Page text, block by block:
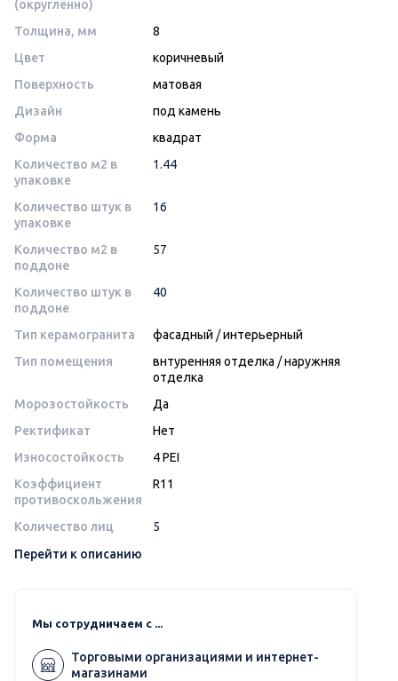
(округлённо)
Толщина, мм
8
Цвет
коричневый
Поверхность
матовая
Дизайн
под камень
Форма
квадрат
Количество м2 в
упаковке
1.44
Количество штук в
упаковке
16
Количество м2 в
поддоне
57
Количество штук в
поддоне
40
Тип керамогранита фасадный /интерьерный
Тип помещения
внтуренняя отделка /наружняя
отделка
Морозостойкость
Да
Ректификат
Нет
Износостойкость
4 PEI
Коэффициент
противоскольжения
R11
Количество лиц
5
Перейти к описанию
Мы сотрудничаем с ...
Торговыми организациями и интернет-
магазинами